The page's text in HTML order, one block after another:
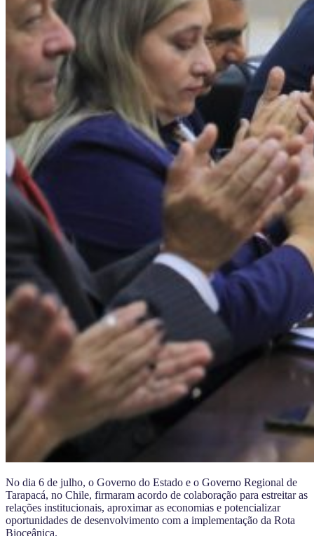
No dia 6 de julho, o Governo do Estado e o Governo Regional de
Tarapacá, no Chile, firmaram acordo de colaboração para estreitar as
relações institucionais, aproximar as economias e potencializar
oportunidades de desenvolvimento com a implementação da Rota
Bioceânica.